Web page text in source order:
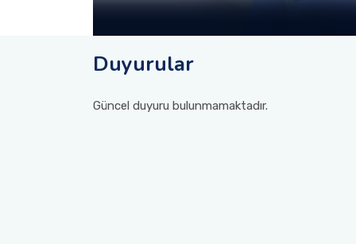
Duyurular
Güncel duyuru bulunmamaktadır.